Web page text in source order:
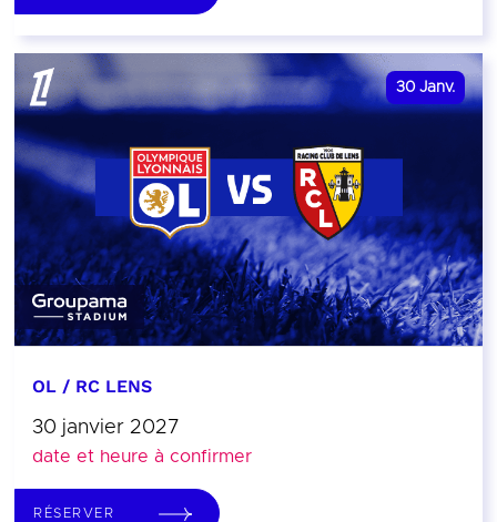
30 Janv.
OL / RC LENS
30 janvier 2027
date et heure à confirmer
RÉSERVER